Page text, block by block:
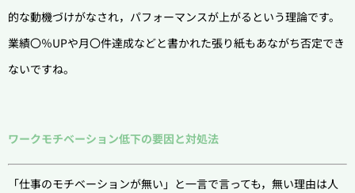
的な動機づけがなされ，パフォーマンスが上がるという理論です。
業績〇％UPや月〇件達成などと書かれた張り紙もあながち否定でき
ないですね。
ワークモチベーション低下の要因と対処法
「仕事のモチベーションが無い」と一言で言っても，無い理由は人